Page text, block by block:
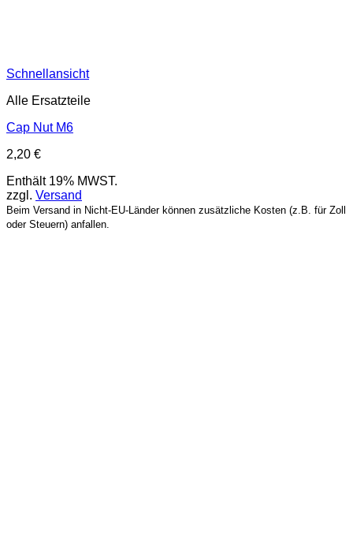
Schnellansicht
Alle Ersatzteile
Cap Nut M6
2,20 €
Enthält 19% MWST.
zzgl. Versand
Beim Versand in Nicht-EU-Länder können zusätzliche Kosten (z.B. für Zoll
oder Steuern) anfallen.